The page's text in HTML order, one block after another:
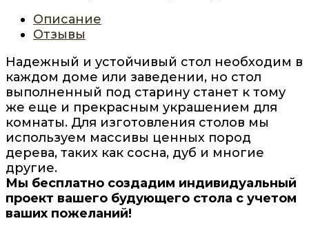
Описание
Отзывы
Надежный и устойчивый стол необходим в
каждом доме или заведении, но стол
выполненный под старину станет к тому
же еще и прекрасным украшением для
комнаты. Для изготовления столов мы
используем массивы ценных пород
дерева, таких как сосна, дуб и многие
другие.
Мы бесплатно создадим индивидуальный
проект вашего будующего стола с учетом
ваших пожеланий!